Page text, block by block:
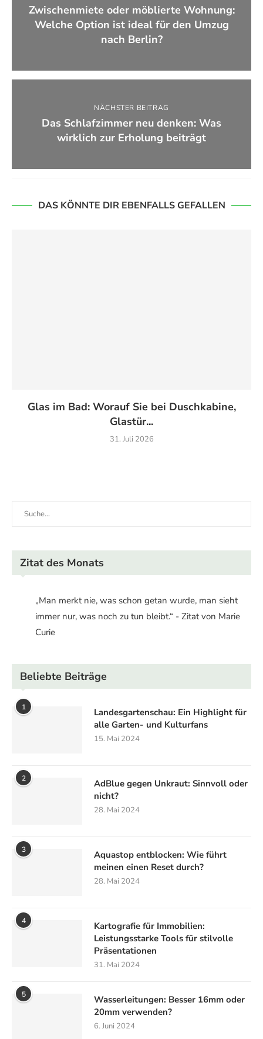
Zwischenmiete oder möblierte Wohnung:
Welche Option ist ideal für den Umzug
nach Berlin?
NÄCHSTER BEITRAG
Das Schlafzimmer neu denken: Was
wirklich zur Erholung beiträgt
DAS KÖNNTE DIR EBENFALLS GEFALLEN
Glas im Bad: Worauf Sie bei Duschkabine,
Glastür...
31. Juli 2026
Zitat des Monats
„Man merkt nie, was schon getan wurde, man sieht
immer nur, was noch zu tun bleibt.“ - Zitat von Marie
Curie
Beliebte Beiträge
1
Landesgartenschau: Ein Highlight für
alle Garten- und Kulturfans
15. Mai 2024
2
AdBlue gegen Unkraut: Sinnvoll oder
nicht?
28. Mai 2024
3
Aquastop entblocken: Wie führt
meinen einen Reset durch?
28. Mai 2024
4
Kartografie für Immobilien:
Leistungsstarke Tools für stilvolle
Präsentationen
31. Mai 2024
5
Wasserleitungen: Besser 16mm oder
20mm verwenden?
6. Juni 2024